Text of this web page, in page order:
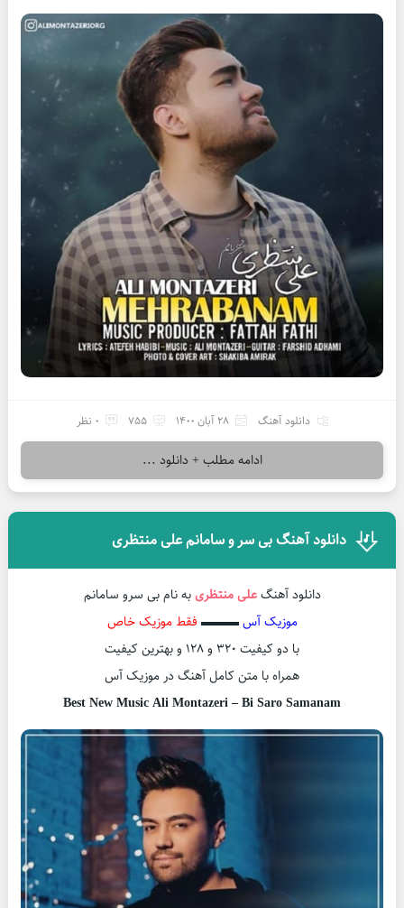
دانلود آهنگ 28 آبان 1400 755 0 نظر
ادامه مطلب + دانلود ...
دانلود آهنگ بی سر و سامانم علی منتظری
دانلود آهنگعلی منتظریبه نام بی سرو سامانم
موزیک آس▬▬▬ فقط موزیک خاص
با دو کیفیت ۳۲۰ و ۱۲۸ و بهترین کیفیت
همراه با متن کامل آهنگ در موزیک آس
Best New Music Ali Montazeri – Bi Saro Samanam